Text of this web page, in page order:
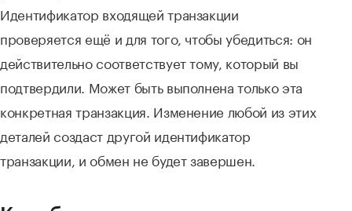
Идентификатор входящей транзакции
проверяется ещё и для того, чтобы убедиться: он
действительно соответствует тому, который вы
подтвердили. Может быть выполнена только эта
конкретная транзакция. Изменение любой из этих
деталей создаст другой идентификатор
транзакции, и обмен не будет завершен.